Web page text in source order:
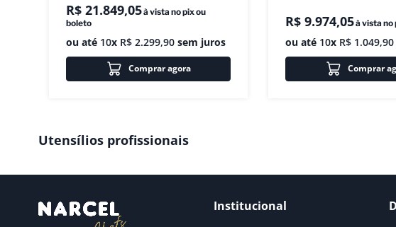
R$ 21.849,05à vista no pix ou
boleto
ou até 10x R$ 2.299,90sem juros
Comprar agora
R$ 9.974,05à vista no
ou até 10x R$ 1.049,90
Comprar
Utensílios profissionais
Institucional